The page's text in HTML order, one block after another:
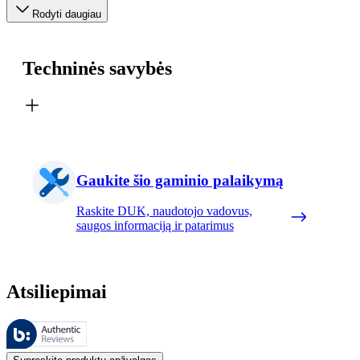
Rodyti daugiau
Techninės savybės
Gaukite šio gaminio palaikymą
Raskite DUK, naudotojo vadovus,
saugos informaciją ir patarimus
Atsiliepimai
Šiuos atsiliepimus tvarko „Bazaarvoice“ ir jie atitinka